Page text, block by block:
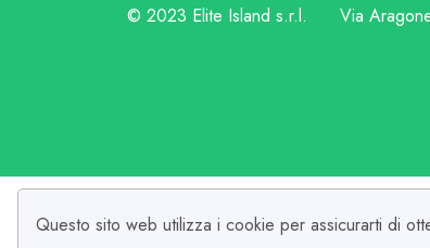
Questo sito web utilizza i cookie per assicurarti di
© 2023 Elite Island s.r.l. Via